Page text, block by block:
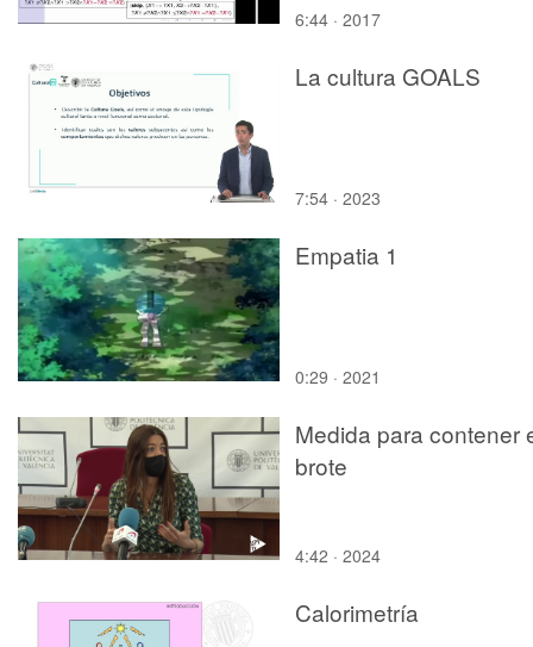
6:44 · 2017
La cultura GOALS
7:54 · 2023
Empatia 1
0:29 · 2021
Medida para contener
brote
4:42 · 2024
Calorimetría